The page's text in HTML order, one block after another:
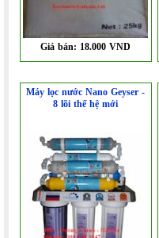
Giá bán: 18.000 VND
Máy lọc nước Nano Geyser -
8 lõi thế hệ mới